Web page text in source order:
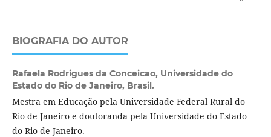
BIOGRAFIA DO AUTOR
Rafaela Rodrigues da Conceicao, Universidade do
Estado do Rio de Janeiro, Brasil.
Mestra em Educação pela Universidade Federal Rural do
Rio de Janeiro e doutoranda pela Universidade do Estado
do Rio de Janeiro.